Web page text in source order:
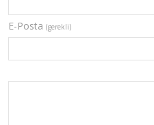
E-Posta (gerekli)